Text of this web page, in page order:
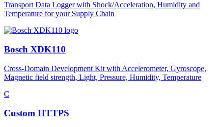
Transport Data Logger with Shock/Acceleration, Humidity and
Temperature for your Supply Chain
Bosch XDK110
Cross-Domain Development Kit with Accelerometer, Gyroscope,
Magnetic field strength, Light, Pressure, Humidity, Temperature
C
Custom HTTPS